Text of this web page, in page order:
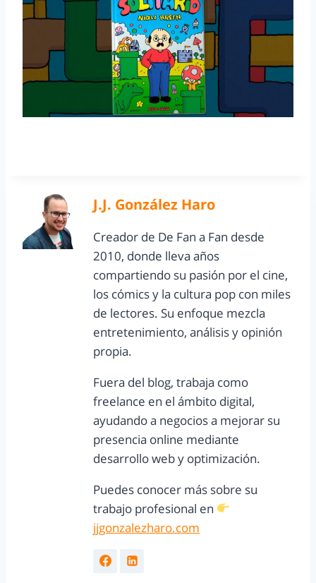
J.J. González Haro
Creador de De Fan a Fan desde
2010, donde lleva años
compartiendo su pasión por el cine,
los cómics y la cultura pop con miles
de lectores. Su enfoque mezcla
entretenimiento, análisis y opinión
propia.
Fuera del blog, trabaja como
freelance en el ámbito digital,
ayudando a negocios a mejorar su
presencia online mediante
desarrollo web y optimización.
Puedes conocer más sobre su
trabajo profesional en
jjgonzalezharo.com